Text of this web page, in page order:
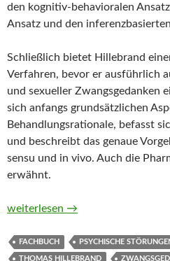
den kognitiv-behavioralen
Ansatz und den
Schließlich bietet Hillebrand
Verfahren, bevor er ausführlich
und sexueller Zwangsgedanken
sich anfangs grundsätzlichen
Behandlungsrationale, befasst
und beschreibt das genaue
sensu und in vivo. Auch die
erwähnt.
Aggressive und sexuelle
weiterlesen →
FACHBUCH PSYCHISCHE
THOMAS HILLEBRAND